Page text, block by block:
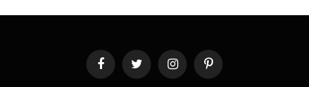
FacebookTwitter InstagramPinterest